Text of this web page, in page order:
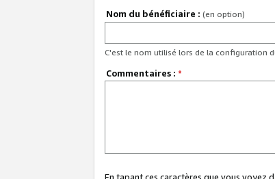
Nom du bénéficiaire : (en option)
C'est le nom utilisé lors de la configuration
Commentaires : *